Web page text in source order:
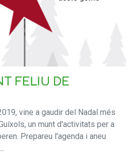
FELIU DE
vine a gaudir del Nadal més
un munt d'activitats per a
Prepareu l'agenda i aneu